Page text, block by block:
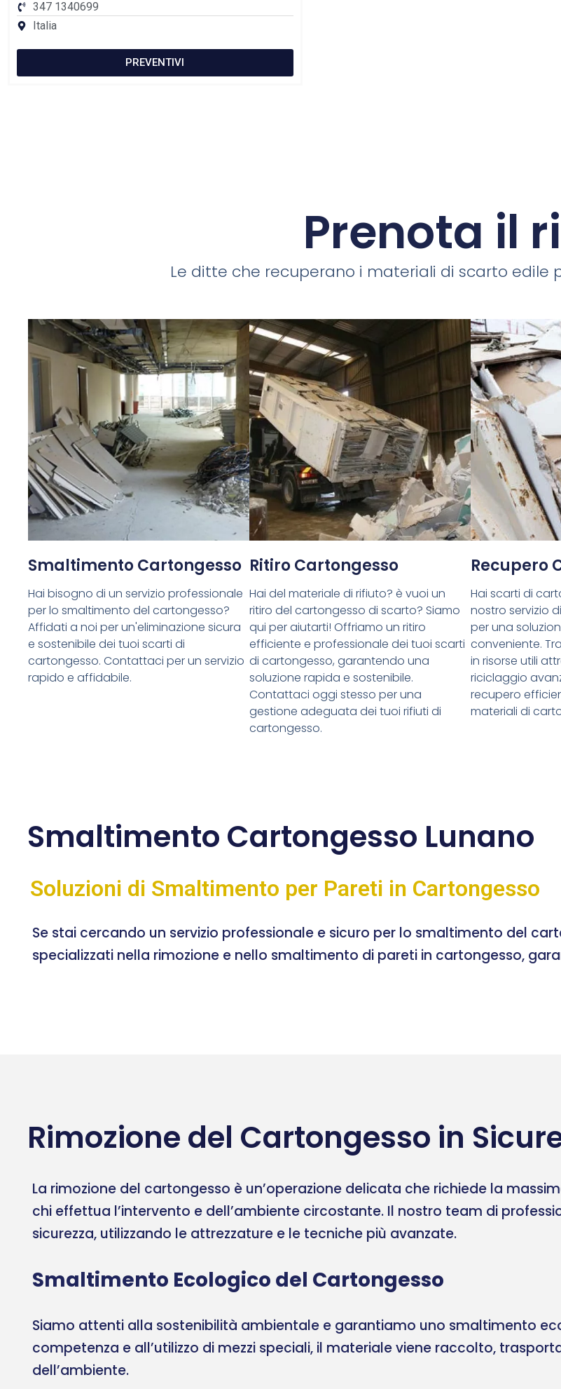
347 1340699
Italia
PREVENTIVI
Prenota il
Le ditte che recuperano i materiali di scarto edile
Smaltimento Cartongesso
Hai bisogno di un servizio professionale
per lo smaltimento del cartongesso?
Affidati a noi per un'eliminazione sicura
e sostenibile dei tuoi scarti di
cartongesso. Contattaci per un servizio
rapido e affidabile.
Ritiro Cartongesso
Hai del materiale di rifiuto? è vuoi un
ritiro del cartongesso di scarto? Siamo
qui per aiutarti! Offriamo un ritiro
efficiente e professionale dei tuoi scarti
di cartongesso, garantendo una
soluzione rapida e sostenibile.
Contattaci oggi stesso per una
gestione adeguata dei tuoi rifiuti di
cartongesso.
Recupero
Hai scarti di
nostro servizio
per una
conveniente.
in risorse utili
riciclaggio
recupero
materiali di
Smaltimento Cartongesso Lunano
Soluzioni di Smaltimento per Pareti in Cartongesso
Se stai cercando un servizio professionale e sicuro per lo smaltimento del
specializzati nella rimozione e nello smaltimento di pareti in cartongesso,
Rimozione del Cartongesso in
La rimozione del cartongesso è un’operazione delicata che richiede la
chi effettua l’intervento e dell’ambiente circostante. Il nostro team di
sicurezza, utilizzando le attrezzature e le tecniche più avanzate.
Smaltimento Ecologico del Cartongesso
Siamo attenti alla sostenibilità ambientale e garantiamo uno smaltimento
competenza e all’utilizzo di mezzi speciali, il materiale viene raccolto,
dell’ambiente.